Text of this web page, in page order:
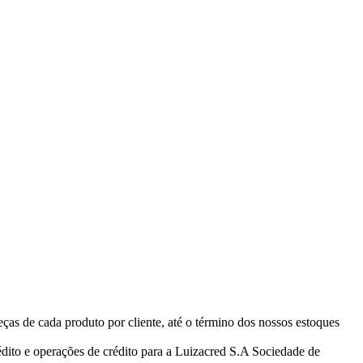
de cada produto por cliente, até o término dos nossos estoques
e operações de crédito para a Luizacred S.A Sociedade de